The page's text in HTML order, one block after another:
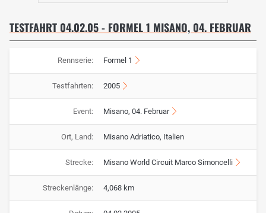
TESTFAHRT 04.02.05 - FORMEL 1 MISANO, 04. FEBRUAR
Rennserie: Formel 1
Testfahrten: 2005
Event: Misano, 04. Februar
Ort, Land: Misano Adriatico, Italien
Strecke: Misano World Circuit Marco Simoncelli
Streckenlänge: 4,068 km